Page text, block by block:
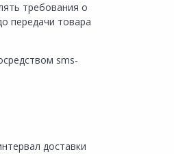
требования о
передачи товара
sms-
доставки